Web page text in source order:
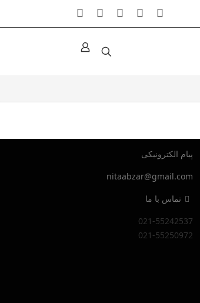
پیام الکترونیکی
nitaabzar@gmail.com
تماس با ما
021-55242537
021-55250972